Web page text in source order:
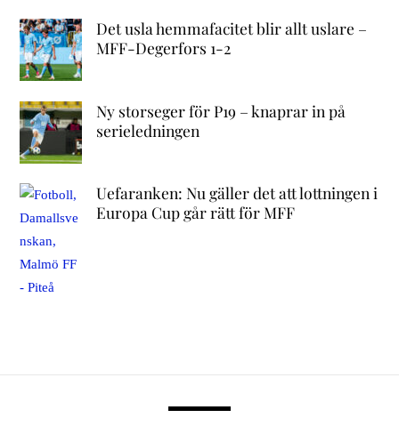
Det usla hemmafacitet blir allt uslare –
MFF-Degerfors 1-2
Ny storseger för P19 – knaprar in på
serieledningen
Uefaranken: Nu gäller det att lottningen i
Europa Cup går rätt för MFF